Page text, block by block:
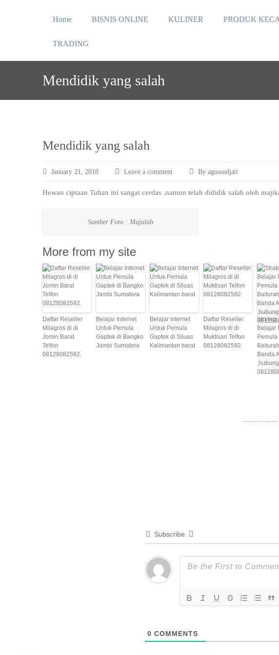
Home BISNIS ONLINE KULINER PRODUK
TRADING
Mendidik yang salah
Mendidik yang salah
January 21, 2018 Leave a comment By agussudjati
Hewan ciptaan Tuhan ini sangat cerdas ,namun telah dididik salah oleh
Sumber Foto : Majalah
More from my site
Daftar Reseller
Milagros di di
Jomin Barat
Telfon
08128082592.
Belajar Internet
Untuk Pemula
Gaptek di Bangko
Jambi Sumatera
Belajar Internet
Untuk Pemula
Gaptek di Siluas
Kalimantan barat
Daftar Reseller
Milagros di di
Muktisari Telfon
08128082592.
Strategi
Belajar
Pemula
Banda
Subscribe
0 COMMENTS